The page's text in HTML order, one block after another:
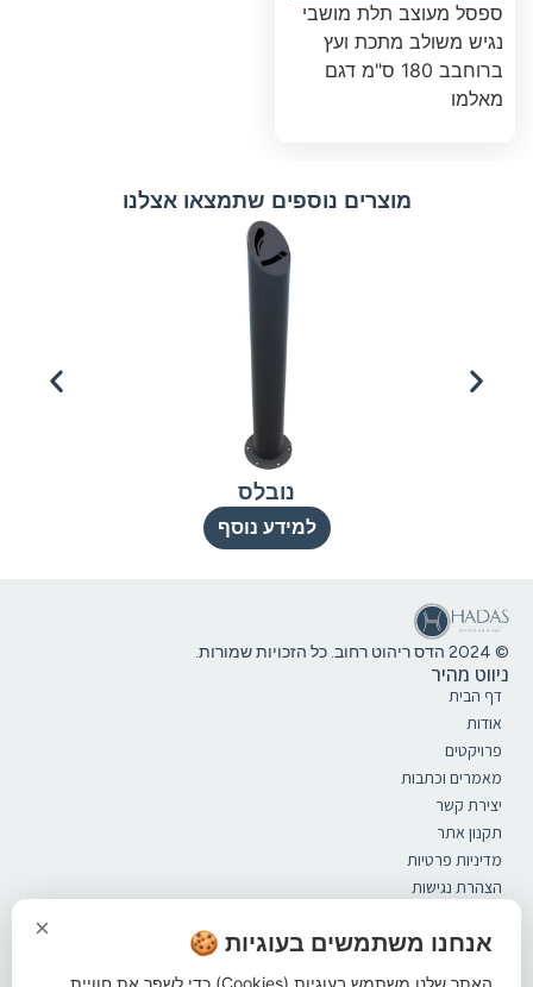
ספסל מעוצב תלת מושבי
נגיש משולב מתכת ועץ
ברוחבב 180 ס"מ דגם
מאלמו
מוצרים נוספים שתמצאו אצלנו
נובלס
למידע נוסף
© 2024 הדס ריהוט רחוב. כל הזכויות שמורות.
ניווט מהיר
דף הבית
אודות
פרויקטים
מאמרים וכתבות
יצירת קשר
תקנון אתר
מדיניות פרטיות
הצהרת נגישות
× אנחנו משתמשים בעוגיות 🍪
האתר שלנו משתמש בעוגיות (Cookies) כדי לשפר את חוויית